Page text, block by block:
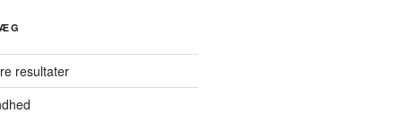
resultater